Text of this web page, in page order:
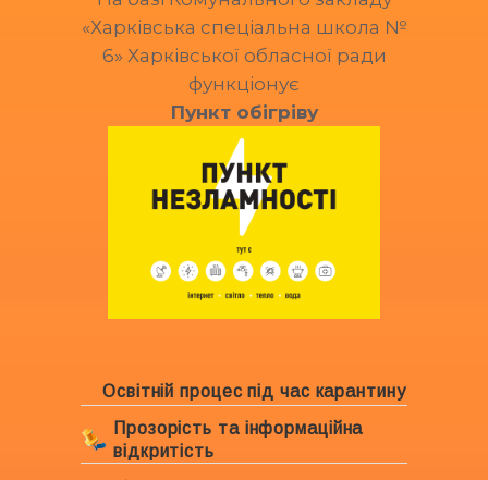
«Харківська спеціальна школа №
6» Харківської обласної ради
функціонує
Пункт обігріву
Освітній процес під час карантину
Прозорість та інформаційна
відкритість